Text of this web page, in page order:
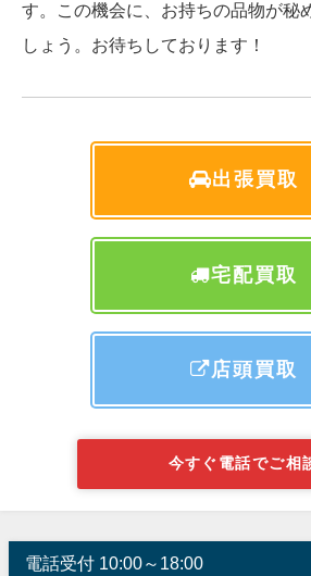
す。この機会に、お持ちの品物が秘
しょう。お待ちしております！
出張買取
宅配買取
店頭買取
今すぐ電話でご相
電話受付 10:00～18:00